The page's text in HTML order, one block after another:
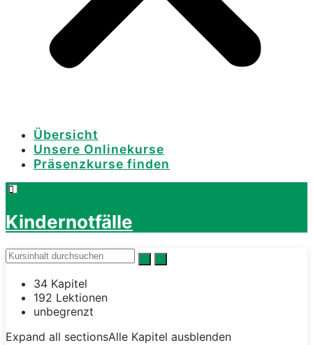
Übersicht
Unsere Onlinekurse
Präsenzkurse finden
Kindernotfälle
34 Kapitel
192 Lektionen
unbegrenzt
Expand all sectionsAlle Kapitel ausblenden